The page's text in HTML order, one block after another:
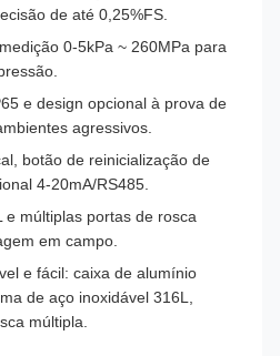
de até 0,25%FS.
0-5kPa ~ 260MPa para
e design opcional à prova de
agressivos.
botão de reinicialização de
4-20mA/RS485.
e múltiplas portas de rosca
em campo.
e fácil: caixa de alumínio
de aço inoxidável 316L,
múltipla.